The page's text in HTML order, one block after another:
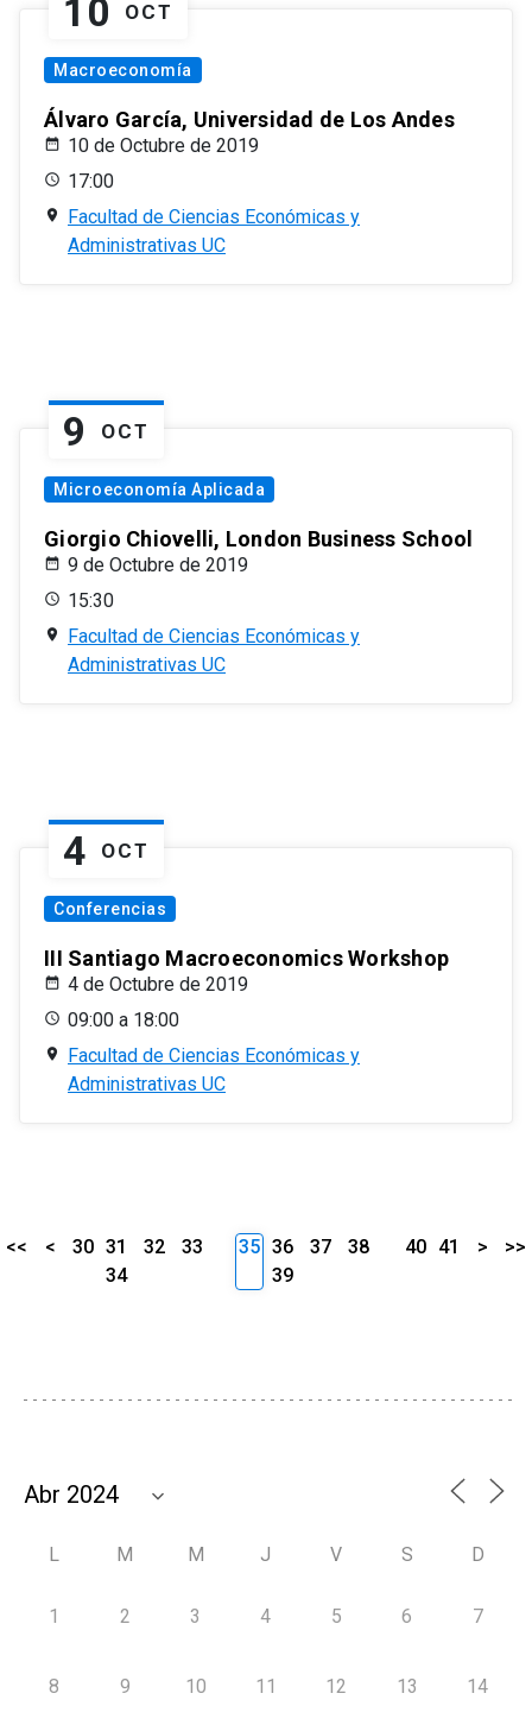
10 OCT
Macroeconomía
Álvaro García, Universidad de Los Andes
10 de Octubre de 2019
17:00
Facultad de Ciencias Económicas y
Administrativas UC
9 OCT
Microeconomía Aplicada
Giorgio Chiovelli, London Business School
9 de Octubre de 2019
15:30
Facultad de Ciencias Económicas y
Administrativas UC
4 OCT
Conferencias
III Santiago Macroeconomics Workshop
4 de Octubre de 2019
09:00 a 18:00
Facultad de Ciencias Económicas y
Administrativas UC
<< < 30 31 32
33
34
35 36 37
38
39
40 41 > >>
L M M J V S D
1 2 3 4 5 6 7
8 9 10 11 12 13 14